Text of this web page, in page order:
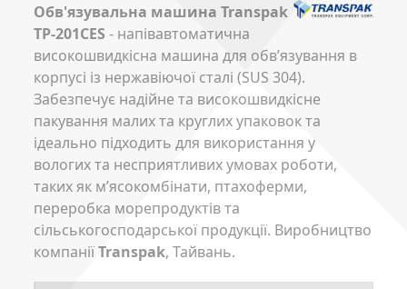
Обв'язувальна машина Transpak
TP-201CES - напівавтоматична
високошвидкісна машина для обв’язування в
корпусі із нержавіючої сталі (SUS 304).
Забезпечує надійне та високошвидкісне
пакування малих та круглих упаковок та
ідеально підходить для використання у
вологих та несприятливих умовах роботи,
таких як м’ясокомбінати, птахоферми,
переробка морепродуктів та
сільськогосподарської продукції. Виробництво
компаніїTranspak, Тайвань.